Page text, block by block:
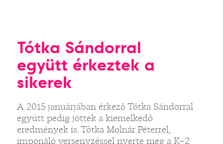
Tótka Sándorral
együtt érkeztek a
sikerek
A 2015 januárjában érkező Tótka Sándorral
együtt pedig jöttek a kiemelkedő
eredmények is. Tótka Molnár Péterrel,
imponáló versenyzéssel nyerte meg a K–2